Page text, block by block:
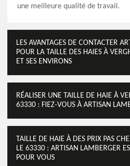
une meilleure qualité de travail.
LES AVANTAGES DE CONTACTER
POUR LA TAILLE DES HAIES À
ET SES ENVIRONS
RÉALISER UNE TAILLE DE HAIE À
63330 : FIEZ-VOUS À ARTISAN
TAILLE DE HAIE À DES PRIX PAS
LE 63330 : ARTISAN LAMBERGER
POUR VOUS